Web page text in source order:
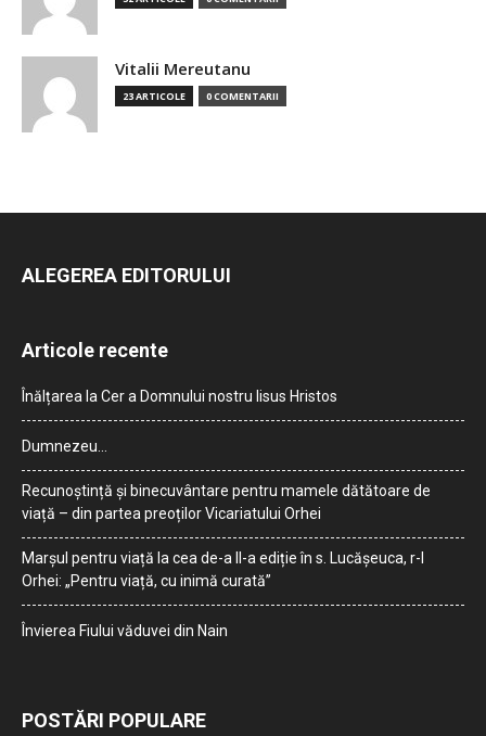
Vitalii Mereutanu
23 ARTICOLE 0 COMENTARII
ALEGEREA EDITORULUI
Articole recente
Înălțarea la Cer a Domnului nostru Iisus Hristos
Dumnezeu…
Recunoștință și binecuvântare pentru mamele dătătoare de
viață – din partea preoților Vicariatului Orhei
Marșul pentru viață la cea de-a II-a ediție în s. Lucășeuca, r-l
Orhei: „Pentru viață, cu inimă curată”
Învierea Fiului văduvei din Nain
POSTĂRI POPULARE